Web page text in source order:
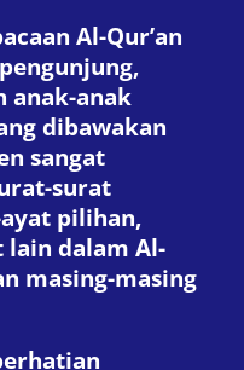
Al-Qur’an
anak-anak
dibawakan
sangat
surat
pilihan,
lain dalam Al-
masing-masing